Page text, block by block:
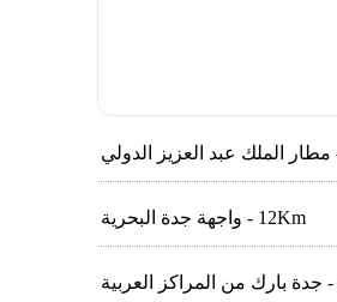
12Km - واجهة جدة البحرية